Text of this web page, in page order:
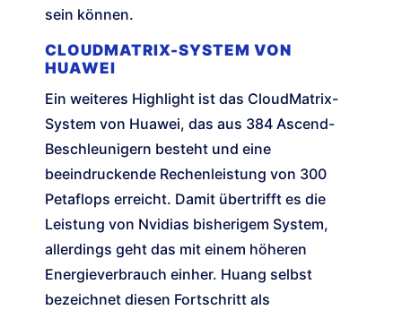
sein können.
CLOUDMATRIX-SYSTEM VON
HUAWEI
Ein weiteres Highlight ist das CloudMatrix-
System von Huawei, das aus 384 Ascend-
Beschleunigern besteht und eine
beeindruckende Rechenleistung von 300
Petaflops erreicht. Damit übertrifft es die
Leistung von Nvidias bisherigem System,
allerdings geht das mit einem höheren
Energieverbrauch einher. Huang selbst
bezeichnet diesen Fortschritt als